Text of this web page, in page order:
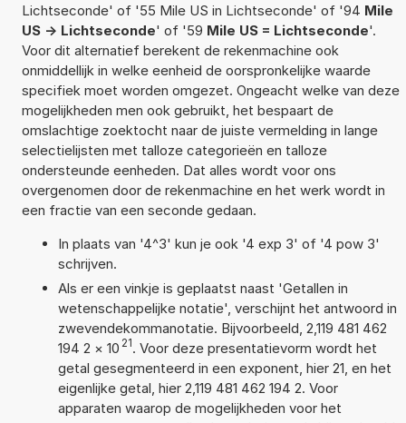
Lichtseconde' of '55 Mile US in Lichtseconde' of '94 Mile
US -> Lichtseconde' of '59 Mile US = Lichtseconde'.
Voor dit alternatief berekent de rekenmachine ook
onmiddellijk in welke eenheid de oorspronkelijke waarde
specifiek moet worden omgezet. Ongeacht welke van deze
mogelijkheden men ook gebruikt, het bespaart de
omslachtige zoektocht naar de juiste vermelding in lange
selectielijsten met talloze categorieën en talloze
ondersteunde eenheden. Dat alles wordt voor ons
overgenomen door de rekenmachine en het werk wordt in
een fractie van een seconde gedaan.
In plaats van '4^3' kun je ook '4 exp 3' of '4 pow 3'
schrijven.
Als er een vinkje is geplaatst naast 'Getallen in
wetenschappelijke notatie', verschijnt het antwoord in
zwevendekommanotatie. Bijvoorbeeld, 2,119 481 462
194 2 × 10 21. Voor deze presentatievorm wordt het
getal gesegmenteerd in een exponent, hier 21, en het
eigenlijke getal, hier 2,119 481 462 194 2. Voor
apparaten waarop de mogelijkheden voor het